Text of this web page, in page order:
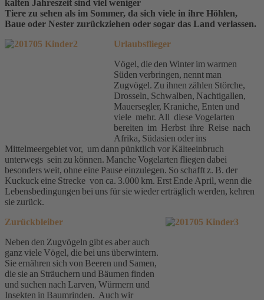
kalten Jahreszeit sind viel weniger
Tiere zu sehen als im Sommer, da sich viele in ihre Höhlen,
Baue oder Nester zurückziehen oder sogar das Land verlassen.
Urlaubsflieger
Vögel, die den Winter im warmen
Süden verbringen, nennt man
Zugvögel. Zu ihnen zählen Störche,
Drosseln, Schwalben, Nachtigallen,
Mauersegler, Kraniche, Enten und
viele mehr. All diese Vogelarten
bereiten im Herbst ihre Reise nach
Afrika, Südasien oder ins
Mittelmeergebiet vor, um dann pünktlich vor Kälteeinbruch
unterwegs sein zu können. Manche Vogelarten fliegen dabei
besonders weit, ohne eine Pause einzulegen. So schafft z. B. der
Kuckuck eine Strecke von ca. 3.000 km. Erst Ende April, wenn die
Lebensbedingungen bei uns für sie wieder erträglich werden, kehren
sie zurück.
Zurückbleiber
Neben den Zugvögeln gibt es aber auch
ganz viele Vögel, die bei uns überwintern.
Sie ernähren sich von Beeren und Samen,
die sie an Sträuchern und Bäumen finden
und suchen nach Larven, Würmern und
Insekten in Baumrinden. Auch wir